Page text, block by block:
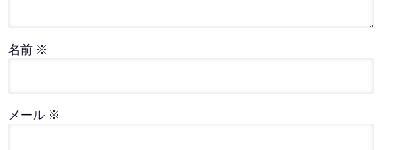
名前 ※
メール ※